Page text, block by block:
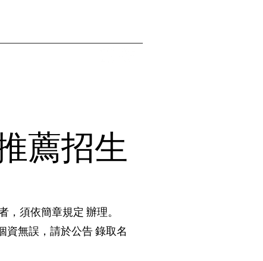
薦招生
，須依簡章規定 辦理。
資無誤，請於公告 錄取名